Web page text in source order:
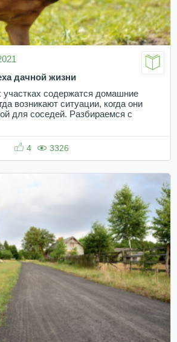
дачной жизни
участках содержатся домашние
возникают ситуации, когда они
для соседей. Разбираемся с
4 3326